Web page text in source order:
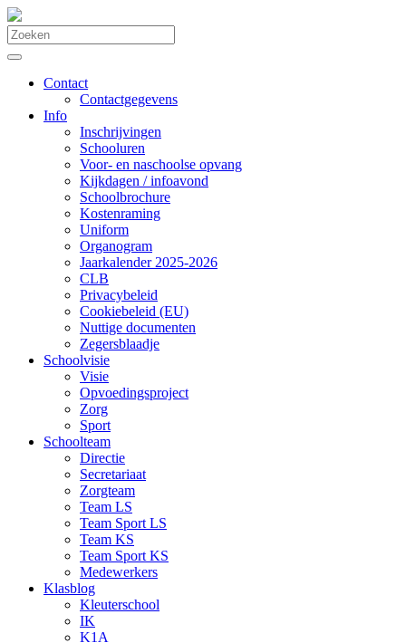
Contact
Contactgegevens
Info
Inschrijvingen
Schooluren
Voor- en naschoolse opvang
Kijkdagen / infoavond
Schoolbrochure
Kostenraming
Uniform
Organogram
Jaarkalender 2025-2026
CLB
Privacybeleid
Cookiebeleid (EU)
Nuttige documenten
Zegersblaadje
Schoolvisie
Visie
Opvoedingsproject
Zorg
Sport
Schoolteam
Directie
Secretariaat
Zorgteam
Team LS
Team Sport LS
Team KS
Team Sport KS
Medewerkers
Klasblog
Kleuterschool
IK
K1A